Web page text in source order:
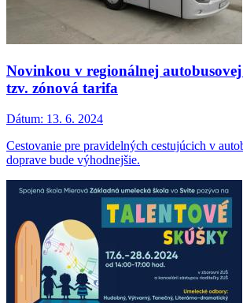
Novinkou v regionálnej
tzv. zónová tarifa
Dátum: 13. 6. 2024
Cestovanie pre pravidelných cestujúcich v
doprave bude výhodnejšie.